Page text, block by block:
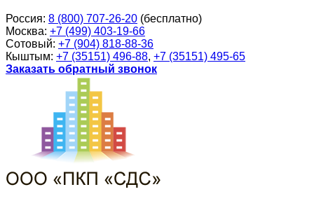
Россия: 8 (800) 707-26-20 (бесплатно)
Москва: +7 (499) 403-19-66
Сотовый: +7 (904) 818-88-36
Кыштым: +7 (35151) 496-88, +7 (35151) 495-65
Заказать обратный звонок